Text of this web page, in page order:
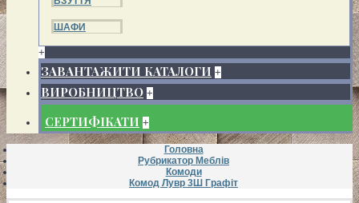
ШАФИ
+
ЗАВАНТАЖИТИ КАТАЛОГИ +
ВИРОБНИЦТВО +
СЕРТИФІКАТИ +
Головна
Рубрикатор Меблів
Комоди
Комод Лувр 3Ш Графіт